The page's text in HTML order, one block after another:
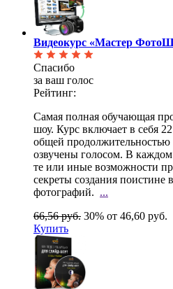
Видеокурс «Мастер
Спасибо
за ваш голос
Рейтинг:
Самая полная обучающая
шоу. Курс включает в себя
общей продолжительностью
озвучены голосом. В
те или иные возможности
секреты создания
фотографий. ...
66,56 руб. 30% от 46,60 руб.
Купить